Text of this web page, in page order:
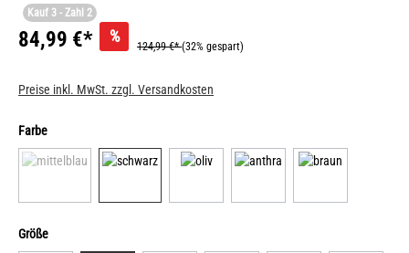
Kauf 3 - Zahl 2
84,99 €* %
124,99 €*(32% gespart)
Preise inkl. MwSt. zzgl. Versandkosten
Farbe
Größe